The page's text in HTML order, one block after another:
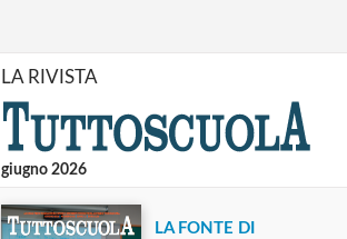
LA RIVISTA
giugno 2026
LA FONTE DI